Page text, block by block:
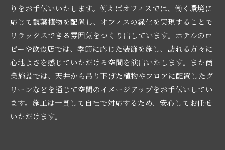
りをお手伝いいたします。例えばオフィスでは、働く環境に
応じて観葉植物を配置し、オフィスの緑化を実現することで
リラックスできる雰囲気をつくり出しています。ホテルのロ
ビーや飲食店では、季節に応じた装飾を施し、訪れる方々に
心地よさを感じていただける空間を演出いたします。また商
業施設では、天井から吊り下げた植物やフロアに配置したグ
リーンなどを通じて空間のイメージアップをお手伝いしてい
ます。施工は一貫して自社で対応するため、安心してお任せ
いただけます。